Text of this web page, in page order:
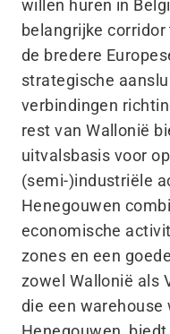
willen huren in
belangrijke
de bredere
strategische
verbindingen
rest van Wallonië
uitvalsbasis voor
(semi-)industriële
Henegouwen
economische
zones en een
zowel Wallonië als
die een warehouse